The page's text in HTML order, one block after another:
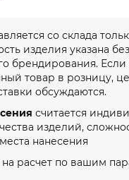
со склада
изделия указана без
брендирования. Если
товар в розницу,
обсуждаются.
считается
изделий,
нанесения
на расчет по вашим